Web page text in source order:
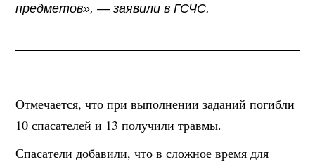
предметов», — заявили в ГСЧС.
Отмечается, что при выполнении заданий погибли
10 спасателей и 13 получили травмы.
Спасатели добавили, что в сложное время для